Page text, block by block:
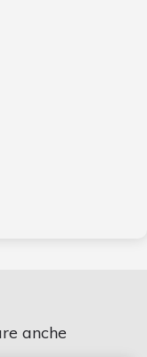
anche